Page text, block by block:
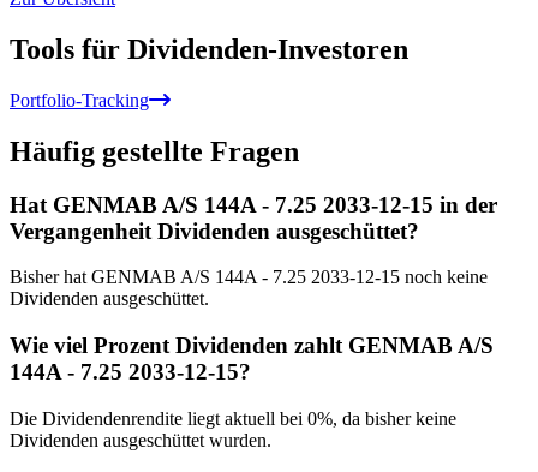
Tools für Dividenden-Investoren
Portfolio-Tracking
Häufig gestellte Fragen
Hat GENMAB A/S 144A - 7.25 2033-12-15 in der
Vergangenheit Dividenden ausgeschüttet?
Bisher hat GENMAB A/S 144A - 7.25 2033-12-15 noch keine
Dividenden ausgeschüttet.
Wie viel Prozent Dividenden zahlt GENMAB A/S
144A - 7.25 2033-12-15?
Die Dividendenrendite liegt aktuell bei 0%, da bisher keine
Dividenden ausgeschüttet wurden.